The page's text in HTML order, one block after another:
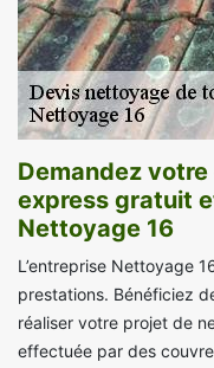
Demandez
express gratuit
Nettoyage 16
L’entreprise Nettoyage
prestations. Bénéficiez
réaliser votre projet de
effectuée par des